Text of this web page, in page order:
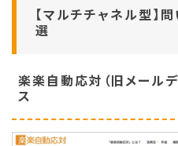
【マルチチャネル型】
選
楽楽自動応対（旧メール
ス